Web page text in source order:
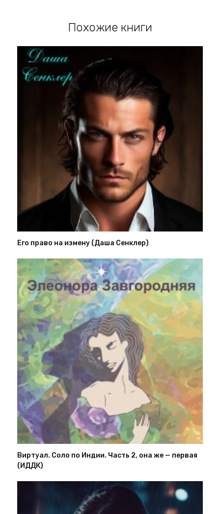
Похожие книги
Его право на измену (Даша Сенклер)
Виртуал. Соло по Индии. Часть 2, она же — первая
(ИДДК)